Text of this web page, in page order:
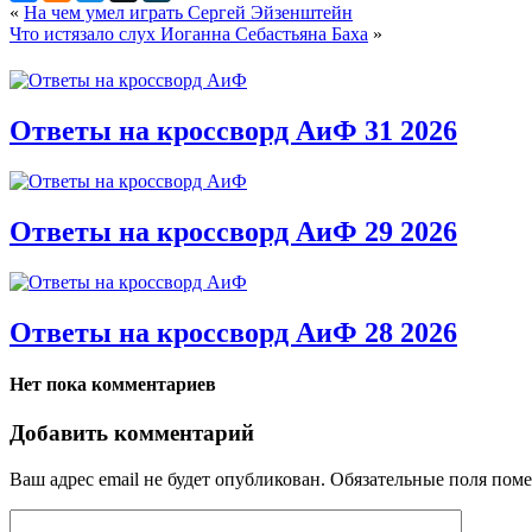
« На чем умел играть Сергей Эйзенштейн
Что истязало слух Иоганна Себастьяна Баха »
Ответы на кроссворд АиФ 31 2026
Ответы на кроссворд АиФ 29 2026
Ответы на кроссворд АиФ 28 2026
Нет пока комментариев
Добавить комментарий
Ваш адрес email не будет опубликован. Обязательные поля